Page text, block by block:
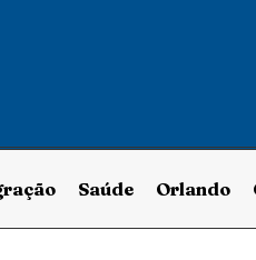
Saúde Orlando